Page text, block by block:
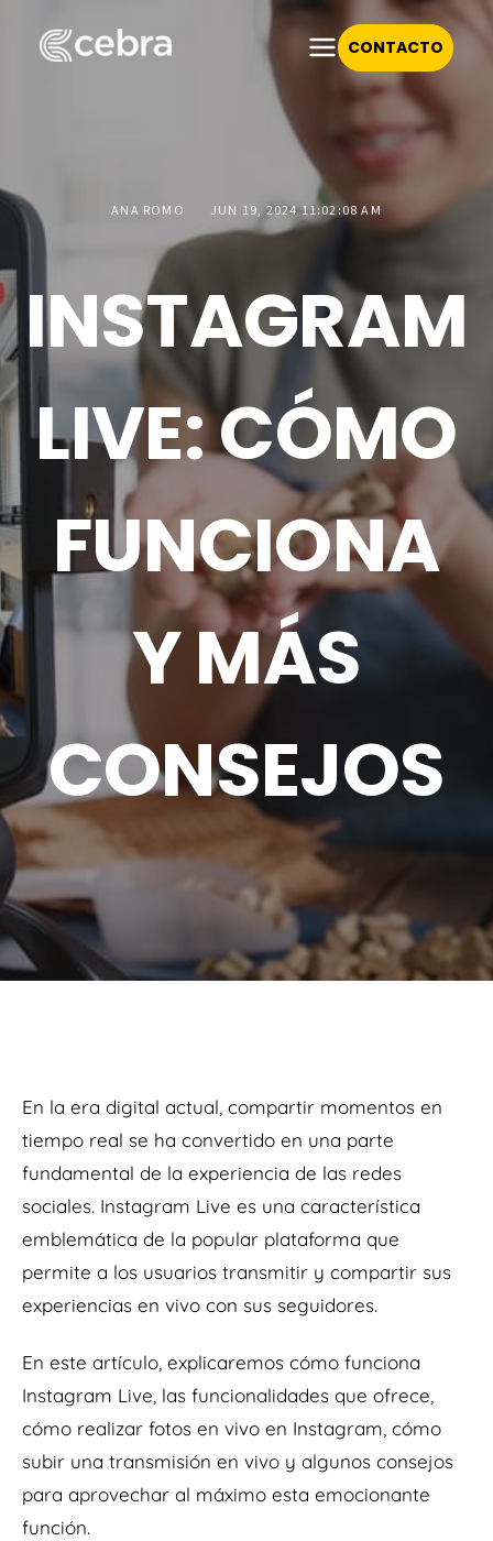
CONTACTO
ANA ROMO JUN 19, 2024 11:02:08 AM
INSTAGRAM
LIVE: CÓMO
FUNCIONA
Y MÁS
CONSEJOS
En la era digital actual, compartir momentos en
tiempo real se ha convertido en una parte
fundamental de la experiencia de las redes
sociales. Instagram Live es una característica
emblemática de la popular plataforma que
permite a los usuarios transmitir y compartir sus
experiencias en vivo con sus seguidores.
En este artículo, explicaremos cómo funciona
Instagram Live, las funcionalidades que ofrece,
cómo realizar fotos en vivo en Instagram, cómo
subir una transmisión en vivo y algunos consejos
para aprovechar al máximo esta emocionante
función.